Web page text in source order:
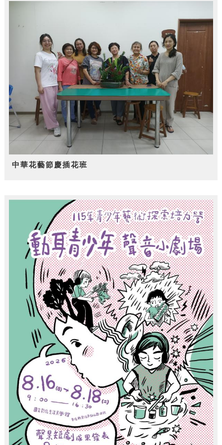
中華花藝節慶插花班